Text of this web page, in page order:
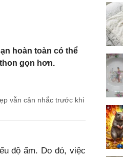
hoàn toàn có thể
gọn hơn.
vẫn cân nhắc trước khi
độ ẩm. Do đó, việc